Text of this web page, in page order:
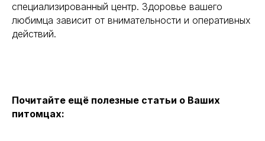
специализированный центр. Здоровье вашего
любимца зависит от внимательности и оперативных
действий.
Почитайте ещё полезные статьи о Ваших
питомцах: